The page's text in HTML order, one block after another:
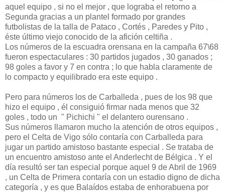
aquel equipo , si no el mejor , que lograba el retorno a
Segunda gracias a un plantel formado por grandes
futbolistas de la talla de Pataco , Cortés , Paredes y Pito ,
éste último viejo conocido de la afición celtiña .
Los números de la escuadra orensana en la campaña 67\68
fueron espectaculares : 30 partidos jugados , 30 ganados ;
98 goles a favor y 7 en contra ; lo que habla claramente de
lo compacto y equilibrado era este equipo .
Pero para números los de Carballeda , pues de los 98 que
hizo el equipo , él consiguió firmar nada menos que 32
goles , todo un " Pichichi " el delantero ourensano .
Sus números llamaron mucho la atención de otros equipos ,
pero el Celta de Vigo sólo contaría con Carballeda para
jugar un partido amistoso bastante especial . Se trataba de
un encuentro amistoso ante el Anderlecht de Bélgica . Y el
día resultó ser tan especial porque aquel 9 de Abril de 1969
, un Celta de Primera contaría con un estadio digno de dicha
categoría , y es que Balaídos estaba de enhorabuena por